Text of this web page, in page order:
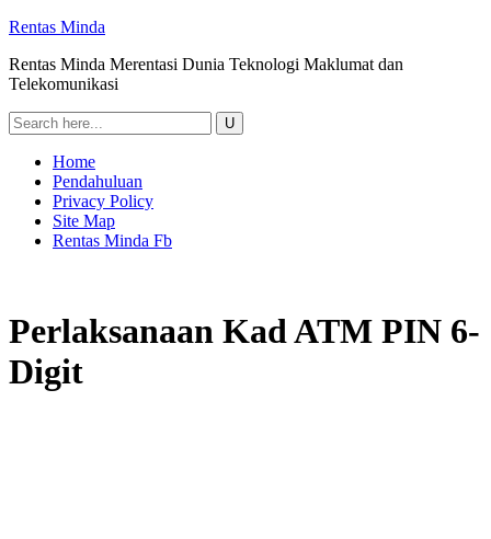
Rentas Minda
Rentas Minda Merentasi Dunia Teknologi Maklumat dan
Telekomunikasi
Home
Pendahuluan
Privacy Policy
Site Map
Rentas Minda Fb
Perlaksanaan Kad ATM PIN 6-
Digit